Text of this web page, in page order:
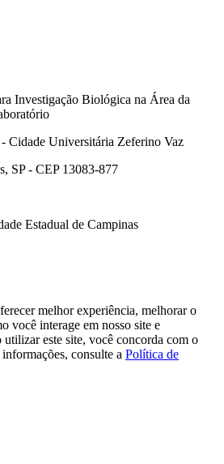
Investigação Biológica na Área da
Cidade Universitária Zeferino Vaz
SP - CEP 13083-877
Estadual de Campinas
melhor experiência, melhorar o
você interage em nosso site e
este site, você concorda com o
consulte a Política de